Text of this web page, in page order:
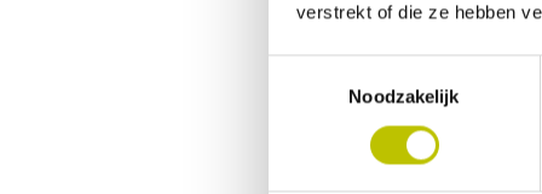
verstrekt of die ze hebben
Noodzakelijk
jij je
En dan in
de